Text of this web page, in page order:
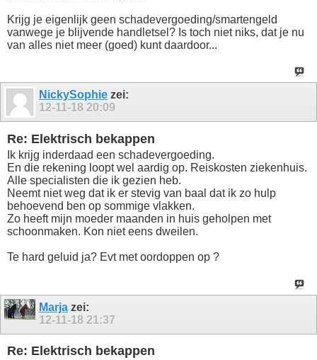
Krijg je eigenlijk geen schadevergoeding/smartengeld
vanwege je blijvende handletsel? Is toch niet niks, dat je nu
van alles niet meer (goed) kunt daardoor...
NickySophie zei:
12-11-18 20:09
Re: Elektrisch bekappen
Ik krijg inderdaad een schadevergoeding.
En die rekening loopt wel aardig op. Reiskosten ziekenhuis.
Alle specialisten die ik gezien heb.
Neemt niet weg dat ik er stevig van baal dat ik zo hulp
behoevend ben op sommige vlakken.
Zo heeft mijn moeder maanden in huis geholpen met
schoonmaken. Kon niet eens dweilen.
Te hard geluid ja? Evt met oordoppen op ?
Marja zei:
12-11-18 21:37
Re: Elektrisch bekappen